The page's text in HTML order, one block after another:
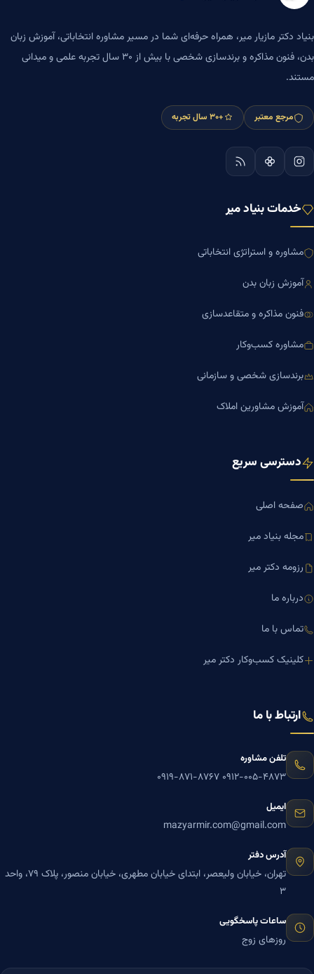
بنیاد دکتر مازیار میر، همراه حرفه‌ای شما در مسیر مشاوره انتخاباتی، آموزش زبان
بدن، فنون مذاکره و برندسازی شخصی با بیش از ۳۰ سال تجربه علمی و میدانی
مستند.
مرجع معتبر +۳۰ سال تجربه
خدمات بنیاد میر
مشاوره و استراتژی انتخاباتی
آموزش زبان بدن
فنون مذاکره و متقاعدسازی
مشاوره کسب‌وکار
برندسازی شخصی و سازمانی
آموزش مشاورین املاک
دسترسی سریع
صفحه اصلی
مجله بنیاد میر
رزومه دکتر میر
درباره ما
تماس با ما
کلینیک کسب‌وکار دکتر میر
ارتباط با ما
تلفن مشاوره
۰۹۱۲-۰۰۵-۴۸۷۳ ۰۹۱۹-۸۷۱-۸۷۶۷
ایمیل
mazyarmir.com@gmail.com
آدرس دفتر
تهران، خیابان ولیعصر، ابتدای خیابان مطهری، خیابان منصور، پلاک ۷۹، واحد
۳
ساعات پاسخگویی
روزهای زوج